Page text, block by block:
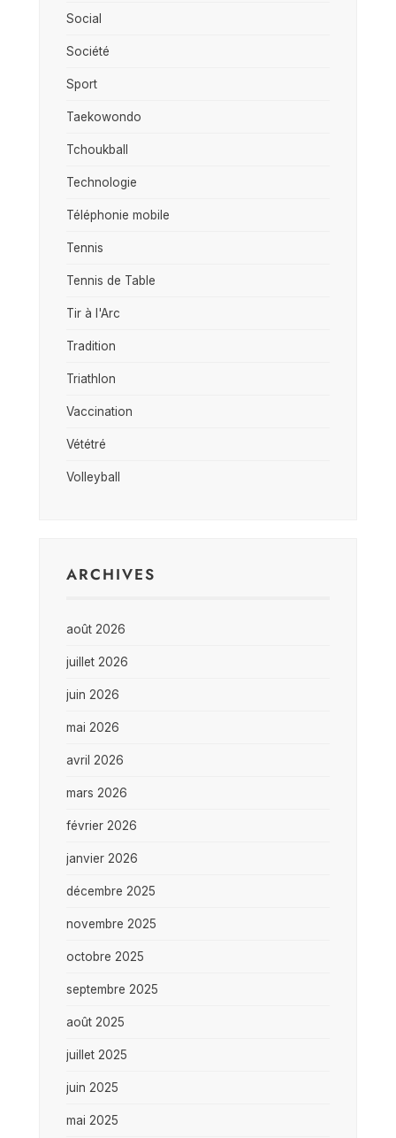
Social
Société
Sport
Taekowondo
Tchoukball
Technologie
Téléphonie mobile
Tennis
Tennis de Table
Tir à l'Arc
Tradition
Triathlon
Vaccination
Vététré
Volleyball
ARCHIVES
août 2026
juillet 2026
juin 2026
mai 2026
avril 2026
mars 2026
février 2026
janvier 2026
décembre 2025
novembre 2025
octobre 2025
septembre 2025
août 2025
juillet 2025
juin 2025
mai 2025